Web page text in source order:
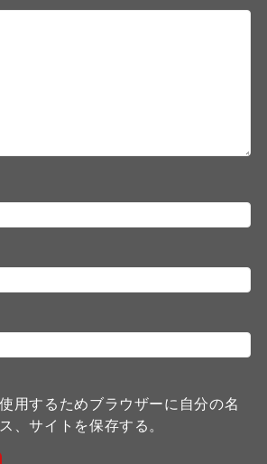
用するためブラウザーに自分の名
、サイトを保存する。